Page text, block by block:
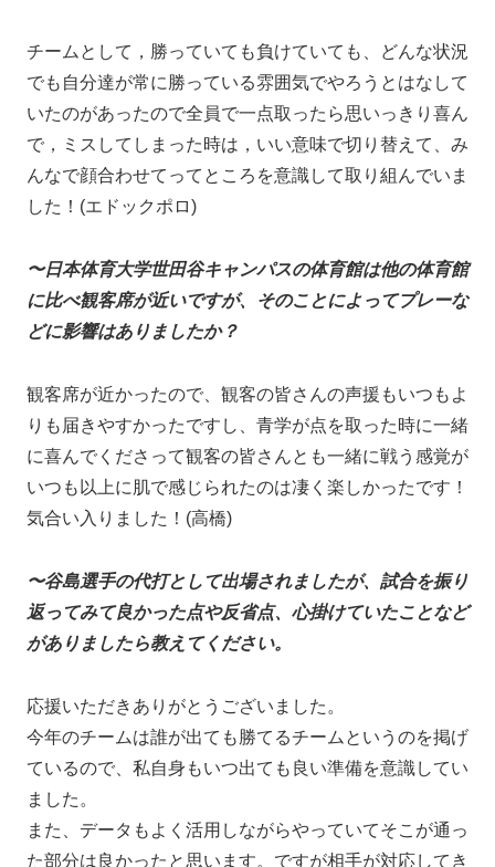
チームとして，勝っていても負けていても、どんな状況
でも自分達が常に勝っている雰囲気でやろうとはなして
いたのがあったので全員で一点取ったら思いっきり喜ん
で，ミスしてしまった時は，いい意味で切り替えて、み
んなで顔合わせてってところを意識して取り組んでいま
した！(エドックポロ)
〜日本体育大学世田谷キャンパスの体育館は他の体育館
に比べ観客席が近いですが、そのことによってプレーな
どに影響はありましたか？
観客席が近かったので、観客の皆さんの声援もいつもよ
りも届きやすかったですし、青学が点を取った時に一緒
に喜んでくださって観客の皆さんとも一緒に戦う感覚が
いつも以上に肌で感じられたのは凄く楽しかったです！
気合い入りました！(高橋)
〜谷島選手の代打として出場されましたが、試合を振り
返ってみて良かった点や反省点、心掛けていたことなど
がありましたら教えてください。
応援いただきありがとうございました。
今年のチームは誰が出ても勝てるチームというのを掲げ
ているので、私自身もいつ出ても良い準備を意識してい
ました。
また、データもよく活用しながらやっていてそこが通っ
た部分は良かったと思います。ですが相手が対応してき